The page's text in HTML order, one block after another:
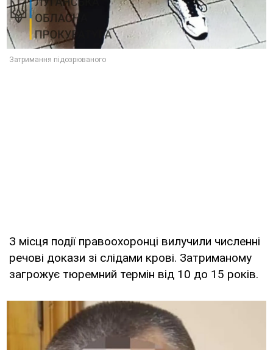
З місця події правоохоронці вилучили численні
речові докази зі слідами крові. Затриманому
загрожує тюремний термін від 10 до 15 років.